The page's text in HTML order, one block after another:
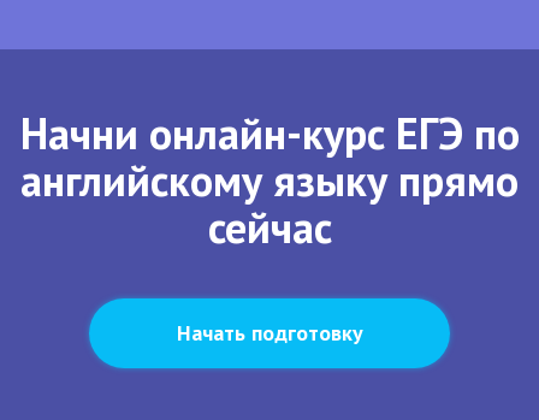
Начни онлайн-курс ЕГЭ по
английскому языку прямо
сейчас
Начать подготовку